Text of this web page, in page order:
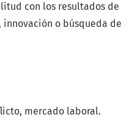
mercado laboral.
con los resultados de
o búsqueda de